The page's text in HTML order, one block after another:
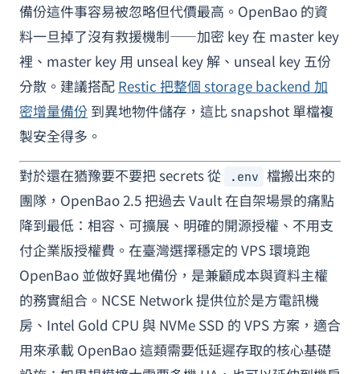
備份這件事容易被忽略但代價最高。OpenBao 的資
料一旦掉了沒有救援機制——加密 key 在 master key
裡、master key 用 unseal key 解、unseal key 五份
分散。建議搭配 Restic 把整個 storage backend 加
密增量備份 到異地物件儲存，這比 snapshot 單檔複
製安全得多。
對於還在猶豫要不要把 secrets 從
.env 檔搬出來的
團隊，OpenBao 2.5 把過去 Vault 在自架場景的痛點
降到最低：相容、可擴展、明確的開源授權、不用支
付企業版授權費。在臺灣選擇穩定的 VPS 環境跑
OpenBao 並做好異地備份，是兼顧成本與資料主權
的務實組合。NCSE Network 提供位於是方電訊機
房、Intel Gold CPU 與 NVMe SSD 的 VPS 方案，適合
用來承載 OpenBao 這類需要低延遲存取的核心基礎